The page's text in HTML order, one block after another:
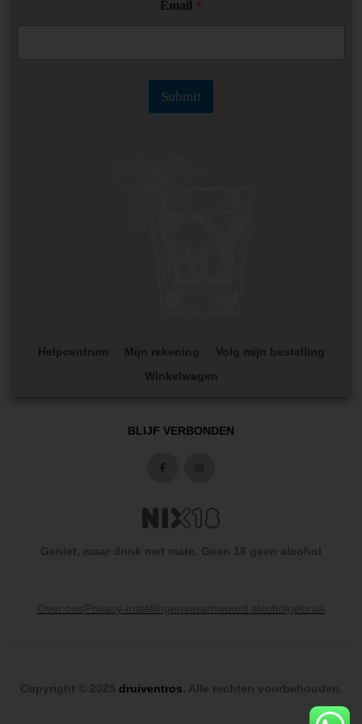
a
a
i
Email
Submit
Helpcentrum Mijn rekening
Volg mijn bestelling
Winkelwagen
BLIJF VERBONDEN
Geniet, maar drink met mate. Geen 18 geen alcohol
Over ons Privacy-instellingen verantwoord alcoholgebruik
Copyright © 2025 druiventros. Alle rechten voorbehouden.